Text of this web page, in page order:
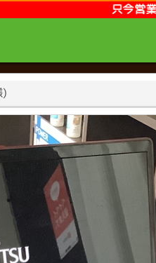
営業時間外です。お問合せ
)